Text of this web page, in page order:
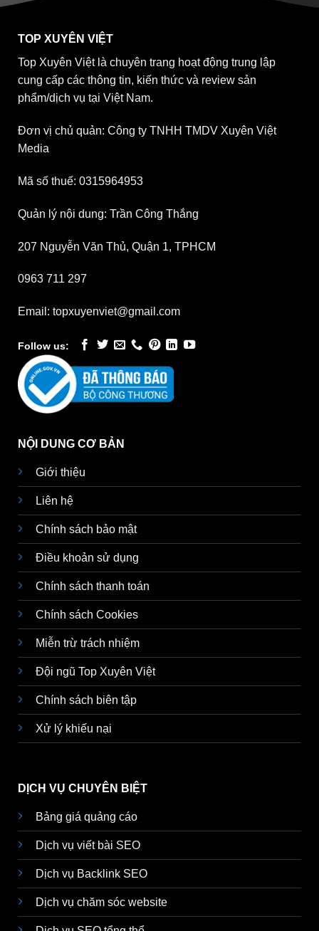
TOP XUYÊN VIỆT
Top Xuyên Việt là chuyên trang hoạt động trung lập
cung cấp các thông tin, kiến thức và review sản
phẩm/dịch vụ tại Việt Nam.
Đơn vị chủ quản: Công ty TNHH TMDV Xuyên Việt
Media
Mã số thuế: 0315964953
Quản lý nội dung: Trần Công Thắng
207 Nguyễn Văn Thủ, Quận 1, TPHCM
0963 711 297
Email: topxuyenviet@gmail.com
Follow us:
NỘI DUNG CƠ BẢN
Giới thiệu
Liên hệ
Chính sách bảo mật
Điều khoản sử dụng
Chính sách thanh toán
Chính sách Cookies
Miễn trừ trách nhiệm
Đội ngũ Top Xuyên Việt
Chính sách biên tập
Xử lý khiếu nại
DỊCH VỤ CHUYÊN BIỆT
Bảng giá quảng cáo
Dịch vụ viết bài SEO
Dịch vụ Backlink SEO
Dịch vụ chăm sóc website